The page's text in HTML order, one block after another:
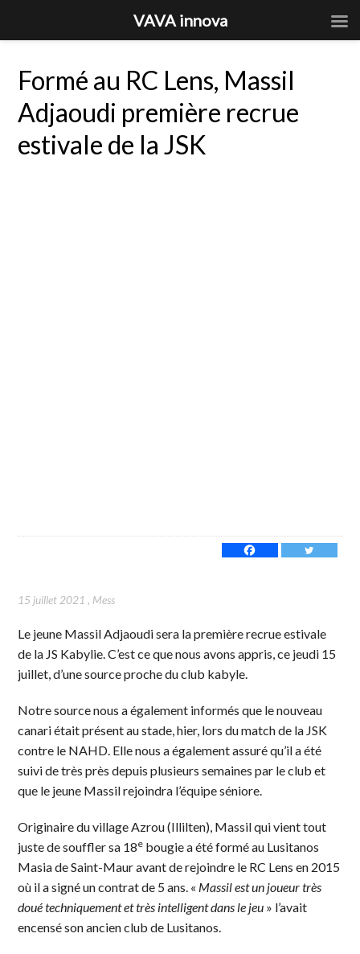
Formé au RC Lens, Massil
Adjaoudi première recrue
estivale de la JSK
15 juillet 2021 , Mess
Le jeune Massil Adjaoudi sera la première recrue estivale
de la JS Kabylie. C’est ce que nous avons appris, ce jeudi 15
juillet, d’une source proche du club kabyle.
Notre source nous a également informés que le nouveau
canari était présent au stade, hier, lors du match de la JSK
contre le NAHD. Elle nous a également assuré qu’il a été
suivi de très près depuis plusieurs semaines par le club et
que le jeune Massil rejoindra l’équipe séniore.
Originaire du village Azrou (Illilten), Massil qui vient tout
juste de souffler sa 18e bougie a été formé au Lusitanos
Masia de Saint-Maur avant de rejoindre le RC Lens en 2015
où il a signé un contrat de 5 ans. « Massil est un joueur très
doué techniquement et très intelligent dans le jeu » l’avait
encensé son ancien club de Lusitanos.
VAVA innova